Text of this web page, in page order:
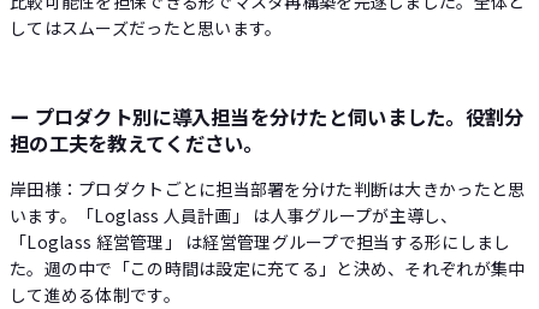
してはスムーズだったと思います。
ー プロダクト別に導入担当を分けたと伺いました。役割分
担の工夫を教えてください。
岸田様：プロダクトごとに担当部署を分けた判断は大きかったと思
います。「Loglass 人員計画」 は人事グループが主導し、
「Loglass 経営管理」 は経営管理グループで担当する形にしまし
た。週の中で「この時間は設定に充てる」と決め、それぞれが集中
して進める体制です。